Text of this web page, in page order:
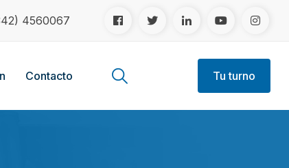
4560067
Contacto Tu turno